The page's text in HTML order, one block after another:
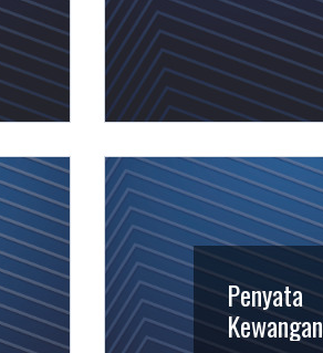
Penyata
Kewangan